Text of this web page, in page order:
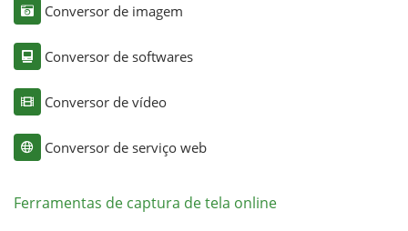
Conversor de imagem
Conversor de softwares
Conversor de vídeo
Conversor de serviço web
Ferramentas de captura de tela online